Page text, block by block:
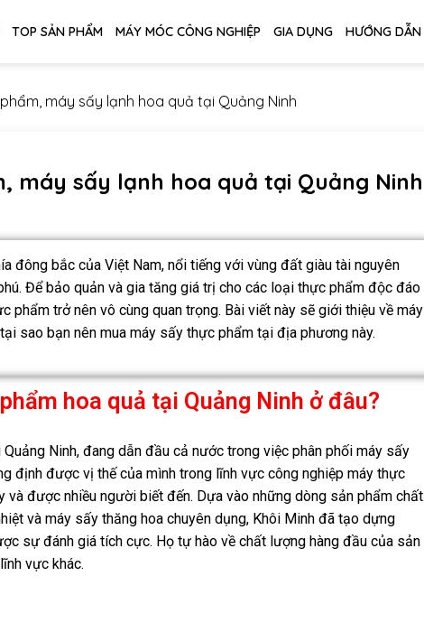
TOP SẢN PHẨM MÁY MÓC CÔNG NGHIỆP GIA DỤNG HƯỚNG DẪN
máy sấy lạnh hoa quả tại Quảng Ninh
máy sấy lạnh hoa quả tại Quảng Ninh
đông bắc của Việt Nam, nổi tiếng với vùng đất giàu tài nguyên
Để bảo quản và gia tăng giá trị cho các loại thực phẩm độc đáo
phẩm trở nên vô cùng quan trọng. Bài viết này sẽ giới thiệu về máy
sao bạn nên mua máy sấy thực phẩm tại địa phương này.
hoa quả tại Quảng Ninh ở đâu?
Ninh, đang dẫn đầu cả nước trong việc phân phối máy sấy
định được vị thế của mình trong lĩnh vực công nghiệp máy thực
được nhiều người biết đến. Dựa vào những dòng sản phẩm chất
và máy sấy thăng hoa chuyên dụng, Khôi Minh đã tạo dựng
sự đánh giá tích cực. Họ tự hào về chất lượng hàng đầu của sản
vực khác.